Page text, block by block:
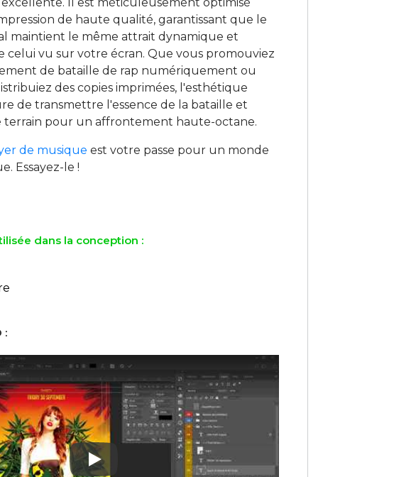
de haute qualité, garantissant que le
maintient le même attrait dynamique et
celui vu sur votre écran. Que vous promouviez
de bataille de rap numériquement ou
des copies imprimées, l'esthétique
de transmettre l'essence de la bataille et
terrain pour un affrontement haute-octane.
de musique est votre passe pour un monde
Essayez-le !
dans la conception :
:
Play: Keynote (Google I/O '18)